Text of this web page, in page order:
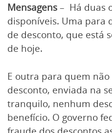
Mensagens– Há duas
disponíveis. Uma para
de desconto, que está
de hoje.
E outra para quem
desconto, enviada na
tranquilo, nenhum
benefício. O governo